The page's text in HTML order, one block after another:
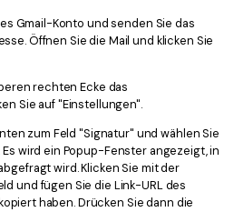
Gmail-Konto und senden Sie das
Öffnen Sie die Mail und klicken Sie
rechten Ecke das
Sie auf "Einstellungen".
zum Feld "Signatur" und wählen Sie
wird ein Popup-Fenster angezeigt, in
wird. Klicken Sie mit der
und fügen Sie die Link-URL des
haben. Drücken Sie dann die